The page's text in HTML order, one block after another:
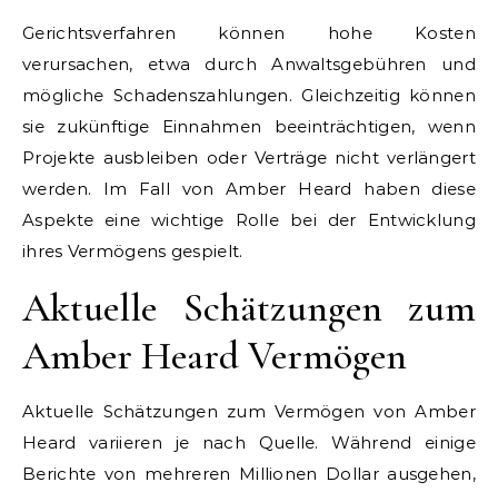
Gerichtsverfahren können hohe Kosten
verursachen, etwa durch Anwaltsgebühren und
mögliche Schadenszahlungen. Gleichzeitig können
sie zukünftige Einnahmen beeinträchtigen, wenn
Projekte ausbleiben oder Verträge nicht verlängert
werden. Im Fall von Amber Heard haben diese
Aspekte eine wichtige Rolle bei der Entwicklung
ihres Vermögens gespielt.
Aktuelle Schätzungen zum
Amber Heard Vermögen
Aktuelle Schätzungen zum Vermögen von Amber
Heard variieren je nach Quelle. Während einige
Berichte von mehreren Millionen Dollar ausgehen,